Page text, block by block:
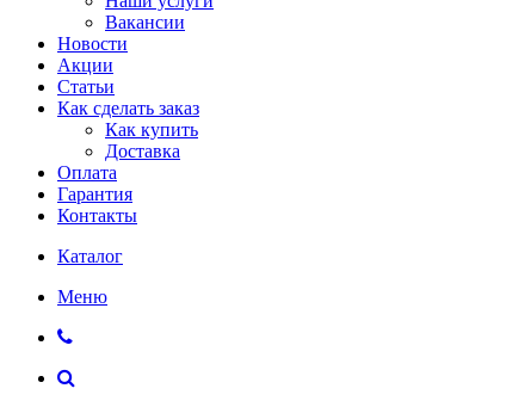
Вакансии
Новости
Акции
Статьи
Как сделать заказ
Как купить
Доставка
Оплата
Гарантия
Контакты
Каталог
Меню